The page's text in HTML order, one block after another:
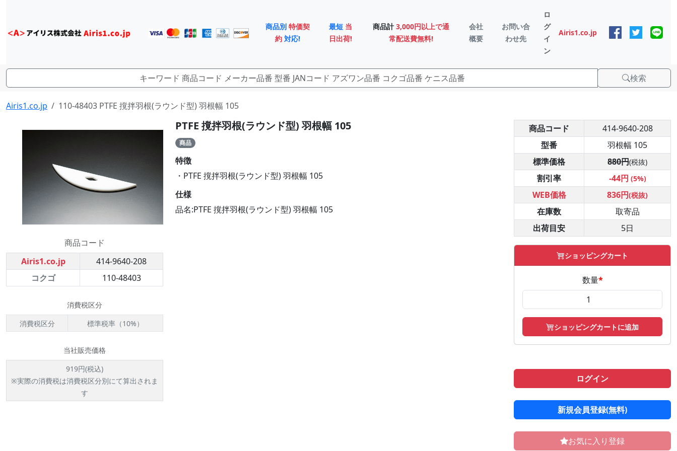
商品別 特価契
約 対応!
最短 当
日出荷!
商品計 3,000円以上で通
常配送費無料!
会社
概要
お問い合
わせ先
ロ
グ
イ
ン
Airis1.co.jp
検索
Airis1.co.jp 110-48403 PTFE 撹拌羽根(ラウンド型) 羽根幅 105
商品コード
Airis1.co.jp
414-9640-208
コクゴ
110-48403
消費税区分
消費税区分
標準税率（10%）
当社販売価格
919円(税込)
※実際の消費税は消費税区分別にて算出されま
す
PTFE 撹拌羽根(ラウンド型) 羽根幅 105
商品
特徴
・PTFE 撹拌羽根(ラウンド型) 羽根幅 105
仕様
品名:PTFE 撹拌羽根(ラウンド型) 羽根幅 105
商品コード
414-9640-208
型番
羽根幅 105
標準価格
880円(税抜)
割引率 -44円 (5%)
WEB価格 836円(税抜)
在庫数
取寄品
出荷目安
5日
ショッピングカート
数量*
ショッピングカートに追加
ログイン
新規会員登録(無料)
お気に入り登録